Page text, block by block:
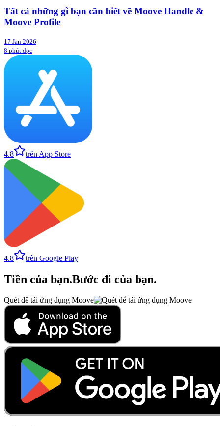
Tất cả những gì bạn cần biết về Moove Handle &
Moove Profile
17 Jan 2026
8 phút đọc
4.8 trên App Store
4.8 trên Google Play
Tiền của bạn.Bước đi của bạn.
Quét để tải ứng dụng Moove